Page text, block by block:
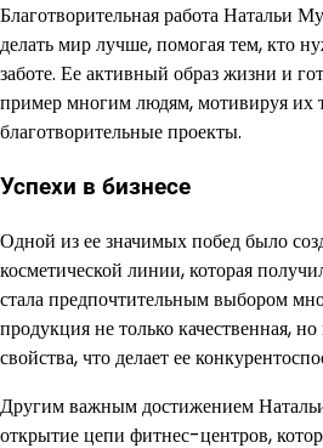
Благотворительная работа Натальи
делать мир лучше, помогая тем, кто
заботе. Ее активный образ жизни и
пример многим людям, мотивируя их
благотворительные проекты.
Успехи в бизнесе
Одной из ее значимых побед было
косметической линии, которая
стала предпочтительным выбором
продукция не только качественная,
свойства, что делает ее
Другим важным достижением
открытие цепи фитнес-центров,